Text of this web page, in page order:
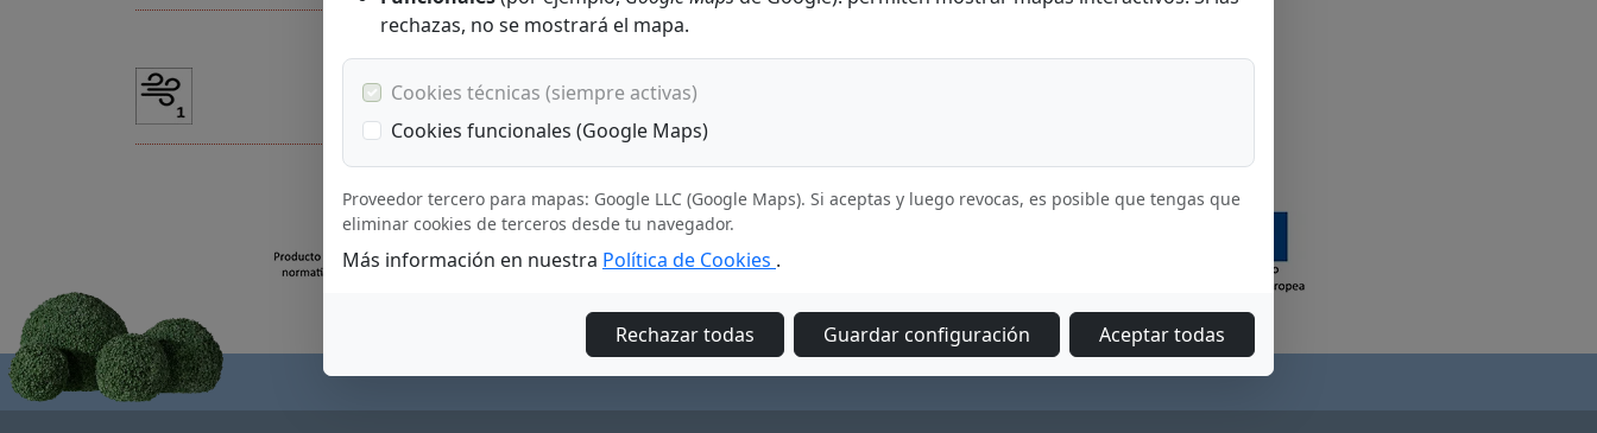
rechazas, no se mostrará el mapa.
Cookies técnicas (siempre activas)
Cookies funcionales (Google Maps)
Proveedor tercero para mapas: Google LLC (Google Maps). Si aceptas y luego revocas, es posible que tengas que
eliminar cookies de terceros desde tu navegador.
Más información en nuestra Política de Cookies .
Rechazar todas Guardar configuración Aceptar todas